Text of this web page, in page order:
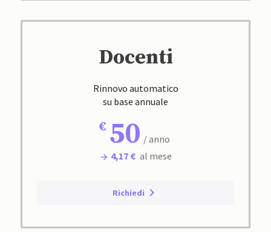
Docenti
Rinnovo automatico
su base annuale
50 / anno
4,17 € al mese
Richiedi